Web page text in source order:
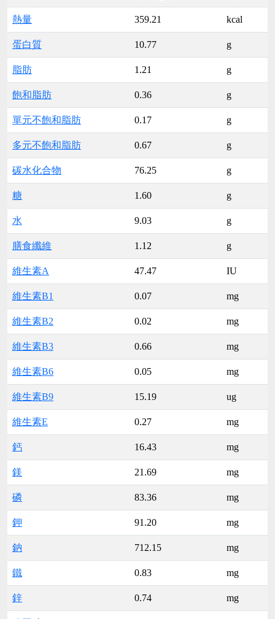
熱量 359.21 kcal
蛋白質 10.77 g
脂肪 1.21 g
飽和脂肪 0.36 g
單元不飽和脂肪 0.17 g
多元不飽和脂肪 0.67 g
碳水化合物 76.25 g
糖 1.60 g
水 9.03 g
膳食纖維 1.12 g
維生素A 47.47 IU
維生素B1 0.07 mg
維生素B2 0.02 mg
維生素B3 0.66 mg
維生素B6 0.05 mg
維生素B9 15.19 ug
維生素E 0.27 mg
鈣 16.43 mg
鎂 21.69 mg
磷 83.36 mg
鉀 91.20 mg
鈉 712.15 mg
鐵 0.83 mg
鋅 0.74 mg